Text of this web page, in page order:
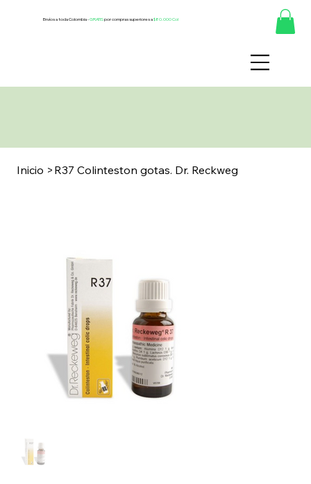
Envíos a toda Colombia -GRATISpor compras superiores a$80.000 Col
Inicio > R37 Colinteston gotas. Dr. Reckweg